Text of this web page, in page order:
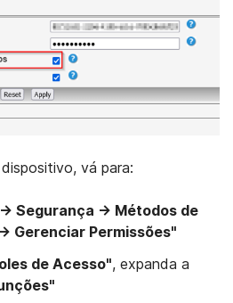
vá para:
Segurança → Métodos de
Gerenciar Permissões"
de Acesso", expanda a